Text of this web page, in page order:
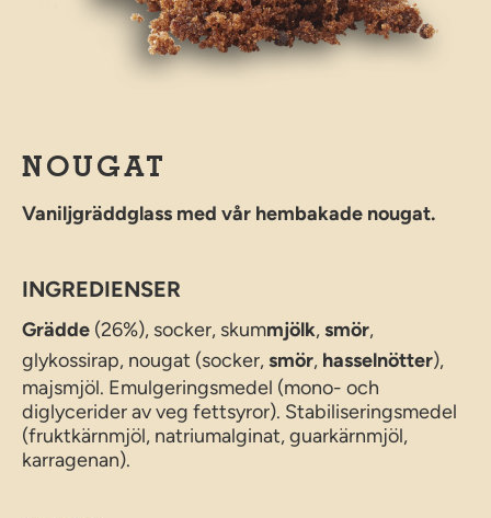
NOUGAT
Vaniljgräddglass med vår hembakade nougat.
INGREDIENSER
Grädde (26%), socker, skummjölk,smör,
glykossirap, nougat (socker,smör, hasselnötter),
majsmjöl. Emulgeringsmedel (mono- och
diglycerider av veg fettsyror). Stabiliseringsmedel
(fruktkärnmjöl, natriumalginat, guarkärnmjöl,
karragenan).